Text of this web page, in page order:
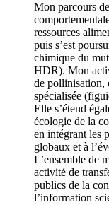
Mon parcours
ressources
puis s’est
chimique du
HDR). Mon
de pollinisation,
spécialisée
Elle s’étend
écologie de la
en intégrant les
globaux et à
L’ensemble de
activité de
publics de la
l’information